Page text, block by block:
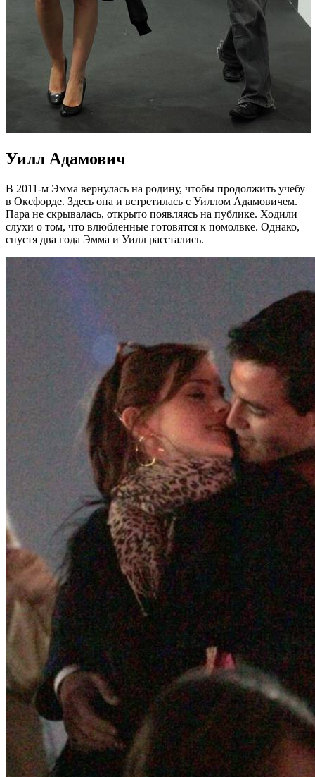
Уилл Адамович
В 2011-м Эмма вернулась на родину, чтобы продолжить учебу
в Оксфорде. Здесь она и встретилась с Уиллом Адамовичем.
Пара не скрывалась, открыто появляясь на публике. Ходили
слухи о том, что влюбленные готовятся к помолвке. Однако,
спустя два года Эмма и Уилл расстались.